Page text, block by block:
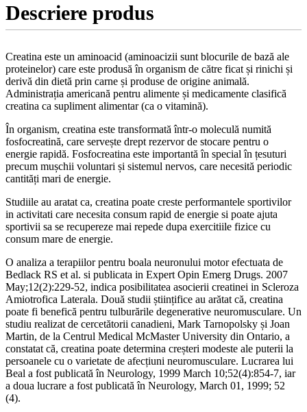
Descriere produs
Creatina este un aminoacid (aminoacizii sunt blocurile de bază ale
proteinelor) care este produsă în organism de către ficat și rinichi și
derivă din dietă prin carne și produse de origine animală.
Administrația americană pentru alimente și medicamente clasifică
creatina ca supliment alimentar (ca o vitamină).
În organism, creatina este transformată într-o moleculă numită
fosfocreatină, care servește drept rezervor de stocare pentru o
energie rapidă. Fosfocreatina este importantă în special în țesuturi
precum mușchii voluntari și sistemul nervos, care necesită periodic
cantități mari de energie.
Studiile au aratat ca, creatina poate creste performantele sportivilor
in activitati care necesita consum rapid de energie si poate ajuta
sportivii sa se recupereze mai repede dupa exercitiile fizice cu
consum mare de energie.
O analiza a terapiilor pentru boala neuronului motor efectuata de
Bedlack RS et al. si publicata in Expert Opin Emerg Drugs. 2007
May;12(2):229-52, indica posibilitatea asocierii creatinei in Scleroza
Amiotrofica Laterala. Două studii științifice au arătat că, creatina
poate fi benefică pentru tulburările degenerative neuromusculare. Un
studiu realizat de cercetătorii canadieni, Mark Tarnopolsky și Joan
Martin, de la Centrul Medical McMaster University din Ontario, a
constatat că, creatina poate determina creșteri modeste ale puterii la
persoanele cu o varietate de afecțiuni neuromusculare. Lucrarea lui
Beal a fost publicată în Neurology, 1999 March 10;52(4):854-7, iar
a doua lucrare a fost publicată în Neurology, March 01, 1999; 52
(4).